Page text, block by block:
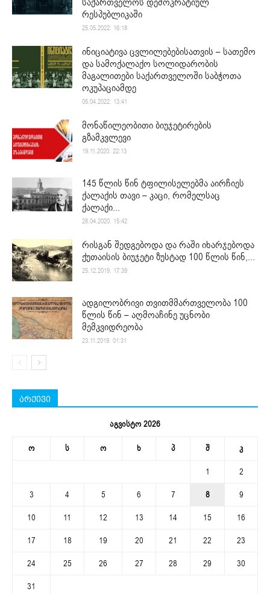
რესპუბლიკაში
25.05.2022. 16:18
ინიციატივა ცვლილებებისათვის – სათემო
და სამოქალაქო სოლიდარობის
მაგალითები საქართველოში საბჭოთა
ოკუპაციამდე
05.04.2022. 13:41
მონაწილეობითი ბიუჯეტირების
გზამკვლევი
19.11.2020. 22:13
145 წლის წინ ტფილისელებმა აირჩიეს
ქალაქის თავი – კაცი, რომელსაც
ქალაქი...
28.04.2020. 15:42
რისგან შედგებოდა და რაში იხარჯებოდა
ქუთაისის ბიუჯეტი ზუსტად 100 წლის წინ,...
25.12.2019. 17:39
ადგილობრივი თვითმმართველობა 100
წლის წინ – აღმოაჩინე უცნობი
მემკვიდრეობა
23.11.2019. 01:31
არქივი
აგვისტო 2026
ო ს ო ხ პ შ კ
1
2
3
4 5 6 7 8
9
10
11 12 13 14 15
16
17
18 19 20 21 22
23
24
25 26 27 28 29
30
31